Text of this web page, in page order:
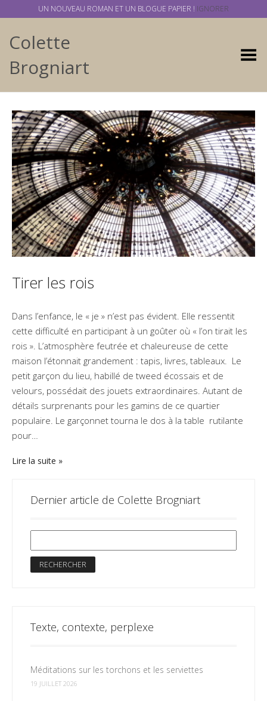
Colette
Brogniart
Basculer
Tirer les rois
Dans l’enfance, le « je » n’est pas évident. Elle ressentit
cette difficulté en participant à un goûter où « l’on tirait les
rois ». L’atmosphère feutrée et chaleureuse de cette
maison l’étonnait grandement : tapis, livres, tableaux. Le
petit garçon du lieu, habillé de tweed écossais et de
velours, possédait des jouets extraordinaires. Autant de
détails surprenants pour les gamins de ce quartier
populaire. Le garçonnet tourna le dos à la table rutilante
pour…
Lire la suite
Dernier article de Colette Brogniart
Texte, contexte, perplexe
Méditations sur les torchons et les serviettes
19 JUILLET 2026
UN NOUVEAU ROMAN ET UN BLOGUE PAPIER ! IGNORER